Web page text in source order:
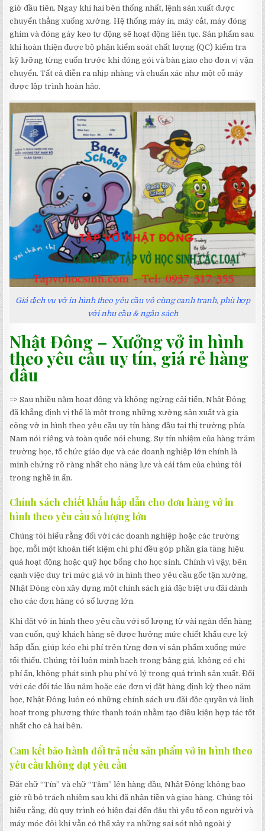
giờ đầu tiên. Ngay khi hai bên thống nhất, lệnh sản xuất được
chuyển thẳng xuống xưởng. Hệ thống máy in, máy cắt, máy đóng
ghim và đóng gáy keo tự động sẽ hoạt động liên tục. Sản phẩm sau
khi hoàn thiện được bộ phận kiểm soát chất lượng (QC) kiểm tra
kỹ lưỡng từng cuốn trước khi đóng gói và bàn giao cho đơn vị vận
chuyển. Tất cả diễn ra nhịp nhàng và chuẩn xác như một cỗ máy
được lập trình hoàn hảo.
Giá dịch vụ vở in hình theo yêu cầu vô cùng cạnh tranh, phù hợp
với nhu cầu & ngân sách
Nhật Đông – Xưởng vở in hình
theo yêu cầu uy tín, giá rẻ hàng
đầu
=> Sau nhiều năm hoạt động và không ngừng cải tiến, Nhật Đông
đã khẳng định vị thế là một trong những xưởng sản xuất và gia
công vở in hình theo yêu cầu uy tín hàng đầu tại thị trường phía
Nam nói riêng và toàn quốc nói chung. Sự tín nhiệm của hàng trăm
trường học, tổ chức giáo dục và các doanh nghiệp lớn chính là
minh chứng rõ ràng nhất cho năng lực và cái tâm của chúng tôi
trong nghề in ấn.
Chính sách chiết khấu hấp dẫn cho đơn hàng vở in
hình theo yêu cầu số lượng lớn
Chúng tôi hiểu rằng đối với các doanh nghiệp hoặc các trường
học, mỗi một khoản tiết kiệm chi phí đều góp phần gia tăng hiệu
quả hoạt động hoặc quỹ học bổng cho học sinh. Chính vì vậy, bên
cạnh việc duy trì mức giá vở in hình theo yêu cầu gốc tận xưởng,
Nhật Đông còn xây dựng một chính sách giá đặc biệt ưu đãi dành
cho các đơn hàng có số lượng lớn.
Khi đặt vở in hình theo yêu cầu với số lượng từ vài ngàn đến hàng
vạn cuốn, quý khách hàng sẽ được hưởng mức chiết khấu cực kỳ
hấp dẫn, giúp kéo chi phí trên từng đơn vị sản phẩm xuống mức
tối thiểu. Chúng tôi luôn minh bạch trong bảng giá, không có chi
phí ẩn, không phát sinh phụ phí vô lý trong quá trình sản xuất. Đối
với các đối tác lâu năm hoặc các đơn vị đặt hàng định kỳ theo năm
học, Nhật Đông luôn có những chính sách ưu đãi độc quyền và linh
hoạt trong phương thức thanh toán nhằm tạo điều kiện hợp tác tốt
nhất cho cả hai bên.
Cam kết bảo hành đổi trả nếu sản phẩm vở in hình theo
yêu cầu không đạt yêu cầu
Đặt chữ “Tín” và chữ “Tâm” lên hàng đầu, Nhật Đông không bao
giờ rũ bỏ trách nhiệm sau khi đã nhận tiền và giao hàng. Chúng tôi
hiểu rằng, dù quy trình có hiện đại đến đâu thì yếu tố con người và
máy móc đôi khi vẫn có thể xảy ra những sai sót nhỏ ngoài ý